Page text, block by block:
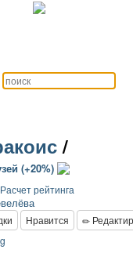
(+20%)
/
Расчет рейтинга
Нравится